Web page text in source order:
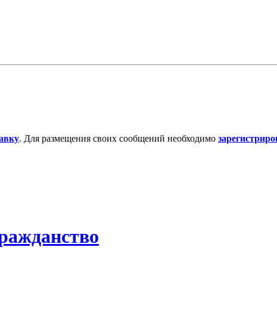
. Для размещения своих сообщений необходимо